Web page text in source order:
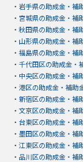
・ 岩手県の助成金・補
・ 宮城県の助成金・補
・ 秋田県の助成金・補
・ 山形県の助成金・補
・ 福島県の助成金・補
・ 千代田区の助成金・
・ 中央区の助成金・補
・ 港区の助成金・補助
・ 新宿区の助成金・補
・ 文京区の助成金・補
・ 台東区の助成金・補
・ 墨田区の助成金・補
・ 江東区の助成金・補
・ 品川区の助成金・補